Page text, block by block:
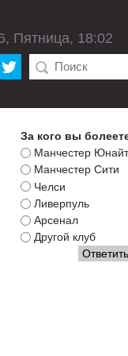
Пятница, 18:02
За кого вы
Манчестер
Манчестер Сити
Челси
Ливерпуль
Арсенал
Другой клуб